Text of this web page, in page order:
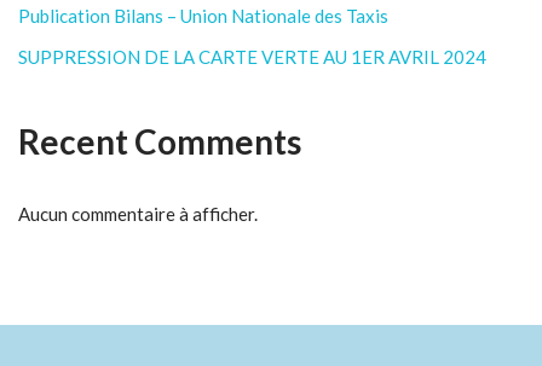
Publication Bilans – Union Nationale des Taxis
SUPPRESSION DE LA CARTE VERTE AU 1ER AVRIL 2024
Recent Comments
Aucun commentaire à afficher.